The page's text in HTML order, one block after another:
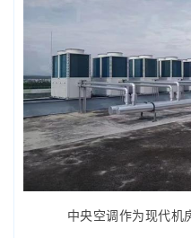
中央空调作为现代机